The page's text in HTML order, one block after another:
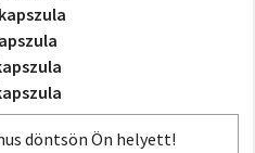
döntsön Ön helyett!